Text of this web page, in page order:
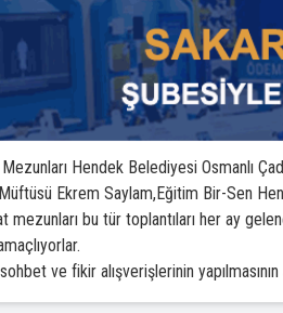
Hendek Belediyesi Osmanlı
Ekrem Saylam,Eğitim Bir-Sen
mezunları bu tür toplantıları her ay
ve fikir alışverişlerinin